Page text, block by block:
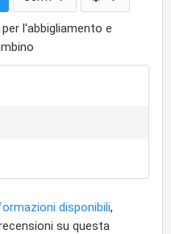
l'abbigliamento e
disponibili,
su questa